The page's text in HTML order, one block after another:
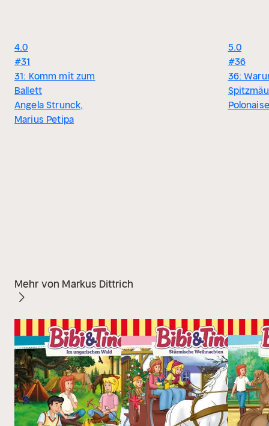
4.0
#31
31: Komm mit zum
Ballett
Angela Strunck,
Marius Petipa
5.0
#36
36:
Mehr von Markus Dittrich